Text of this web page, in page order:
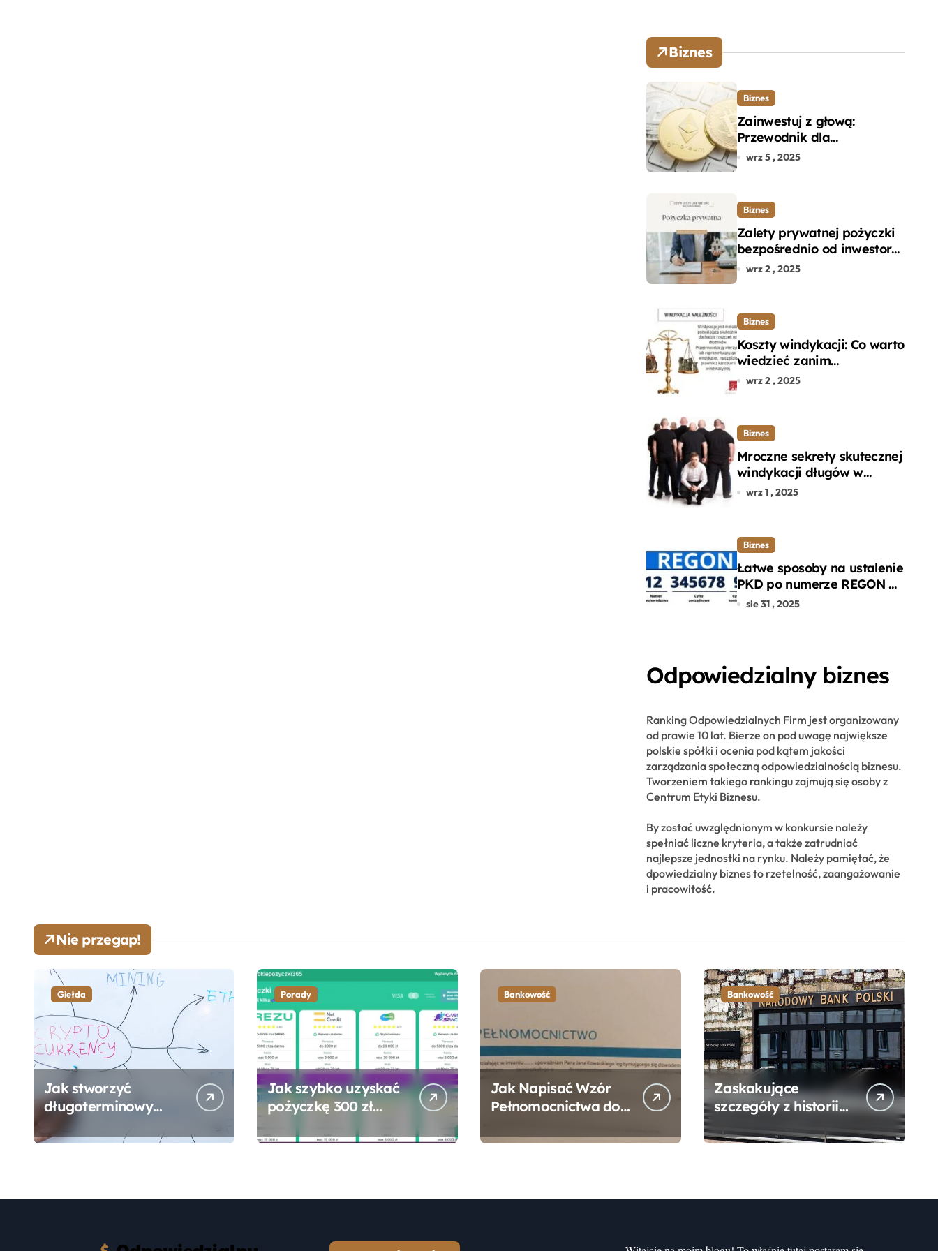
Biznes
Biznes
Zainwestuj z głową:
Przewodnik dla
początkujących w zakupie
wrz 5 , 2025
Biznes
Zalety prywatnej pożyczki
bezpośrednio od inwestora
– dlaczego warto?
wrz 2 , 2025
Biznes
Koszty windykacji: Co warto
wiedzieć zanim
zdecydujesz się na
wrz 2 , 2025
Biznes
Mroczne sekrety skutecznej
windykacji długów w
departamencie windykacji
wrz 1 , 2025
Biznes
Łatwe sposoby na ustalenie
PKD po numerze REGON w
kilku prostych krokach
sie 31 , 2025
Odpowiedzialny biznes
Ranking Odpowiedzialnych Firm jest organizowany
od prawie 10 lat. Bierze on pod uwagę największe
polskie spółki i ocenia pod kątem jakości
zarządzania społeczną odpowiedzialnością biznesu.
Tworzeniem takiego rankingu zajmują się osoby z
Centrum Etyki Biznesu.
By zostać uwzględnionym w konkursie należy
spełniać liczne kryteria, a także zatrudniać
najlepsze jednostki na rynku. Należy pamiętać, że
dpowiedzialny biznes to rzetelność, zaangażowanie
i pracowitość.
Nie przegap!
Giełda
Jak stworzyć
długoterminowy
10-20 lat?
Porady
Jak szybko uzyskać
pożyczkę 300 zł
formalności?
Bankowość
Jak Napisać Wzór
Pełnomocnictwa do
Praktyczny
Bankowość
Zaskakujące
szczegóły z historii
Narodowego Banku